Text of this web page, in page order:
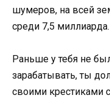
шумеров, на всей
среди 7,5 миллиарда.
Раньше у тебя не
зарабатывать, ты
своими крестиками